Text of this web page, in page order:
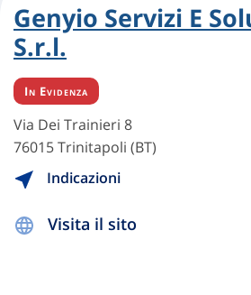
Genyio Servizi E
S.r.l.
In Evidenza
Via Dei Trainieri 8
76015 Trinitapoli (BT)
Indicazioni
Visita il sito